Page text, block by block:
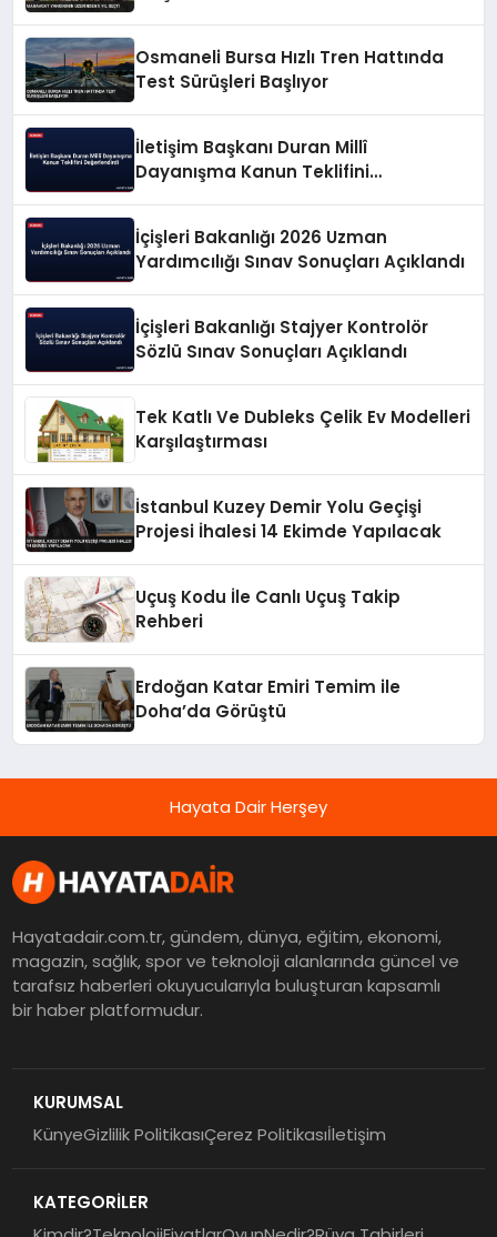
Osmaneli Bursa Hızlı Tren Hattında
Test Sürüşleri Başlıyor
İletişim Başkanı Duran Millî
Dayanışma Kanun Teklifini
İçişleri Bakanlığı 2026 Uzman
Yardımcılığı Sınav Sonuçları Açıklandı
İçişleri Bakanlığı Stajyer Kontrolör
Sözlü Sınav Sonuçları Açıklandı
Tek Katlı Ve Dubleks Çelik Ev Modelleri
Karşılaştırması
İstanbul Kuzey Demir Yolu Geçişi
Projesi İhalesi 14 Ekimde Yapılacak
Uçuş Kodu İle Canlı Uçuş Takip
Rehberi
Erdoğan Katar Emiri Temim ile
Doha’da Görüştü
Hayata Dair Herşey
Hayatadair.com.tr, gündem, dünya, eğitim, ekonomi,
magazin, sağlık, spor ve teknoloji alanlarında güncel ve
tarafsız haberleri okuyucularıyla buluşturan kapsamlı
bir haber platformudur.
KURUMSAL
KünyeGizlilik PolitikasıÇerez Politikasıİletişim
KATEGORİLER